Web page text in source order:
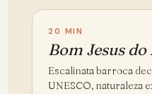
20 MIN
Bom Jesus
Escalinata barroca
UNESCO, naturaleza